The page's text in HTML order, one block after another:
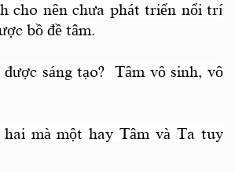
cho nên chưa phát triển nổi trí
bồ đề tâm.
sáng tạo? Tâm vô sinh, vô
mà một hay Tâm và Ta tuy